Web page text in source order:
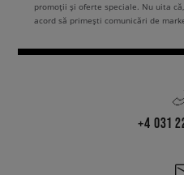
promoții și oferte speciale. Nu uita
acord să primești comunicări de
+4 031